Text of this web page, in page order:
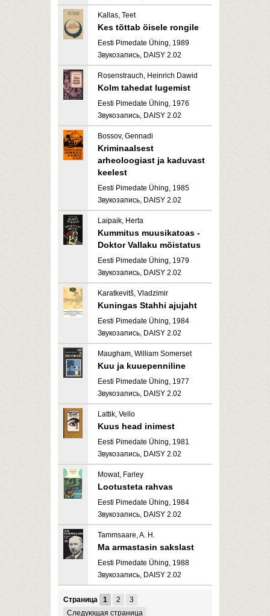
Kallas, Teet
Kes tõttab öisele rongile
Eesti Pimedate Ühing, 1989
Звукозапись, DAISY 2.02
Rosenstrauch, Heinrich Dawid
Kolm tahedat lugemist
Eesti Pimedate Ühing, 1976
Звукозапись, DAISY 2.02
Bossov, Gennadi
Kriminaalsest
arheoloogiast ja kaduvast
keelest
Eesti Pimedate Ühing, 1985
Звукозапись, DAISY 2.02
Laipaik, Herta
Kummitus muusikatoas -
Doktor Vallaku mõistatus
Eesti Pimedate Ühing, 1979
Звукозапись, DAISY 2.02
Karatkevitš, Vladzimir
Kuningas Stahhi ajujaht
Eesti Pimedate Ühing, 1984
Звукозапись, DAISY 2.02
Maugham, William Somerset
Kuu ja kuuepenniline
Eesti Pimedate Ühing, 1977
Звукозапись, DAISY 2.02
Lattik, Vello
Kuus head inimest
Eesti Pimedate Ühing, 1981
Звукозапись, DAISY 2.02
Mowat, Farley
Lootusteta rahvas
Eesti Pimedate Ühing, 1984
Звукозапись, DAISY 2.02
Tammsaare, A. H.
Ma armastasin sakslast
Eesti Pimedate Ühing, 1988
Звукозапись, DAISY 2.02
Страница 1 2
3
Следующая страница